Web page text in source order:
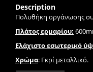
Description
Πολυθήκη οργάνωσης
Πλάτος ερμαρίου:
Eλάχιστο εσωτερικό
Xρώμα: Γκρί μεταλλικό.